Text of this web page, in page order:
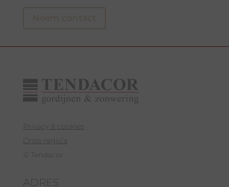
Privacy & cookies
Onze regio’s
© Tendacor
ADRES